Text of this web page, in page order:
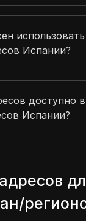
использовать
Испании?
доступно в
Испании?